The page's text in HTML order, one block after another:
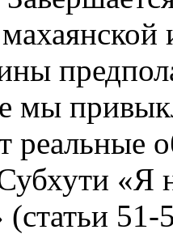
мы
реальные
«Я
(статьи 51-